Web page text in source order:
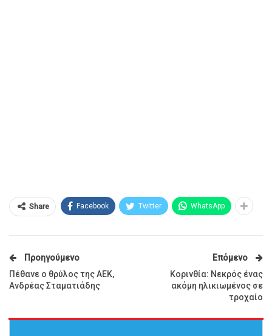
Share Facebook Twitter WhatsApp
Προηγούμενο
Πέθανε ο θρύλος της ΑΕΚ,
Ανδρέας Σταματιάδης
Επόμενο
Κορινθία: Νεκρός ένας
ακόμη ηλικιωμένος σε
τροχαίο